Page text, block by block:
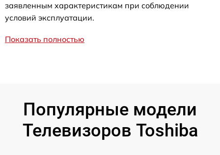
заявленным характеристикам при соблюдении
условий эксплуатации.
Показать полностью
Популярные модели
Телевизоров Toshiba